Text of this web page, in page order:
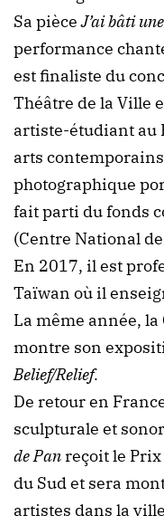
Sa pièceJ’ai bâti
performance
est finaliste du
Théâtre de la Ville
artiste-étudiant au
arts
photographique
fait parti du fonds
(Centre National
En 2017, il est
Taïwan où il
La même année,
montre son
Belief/Relief.
De retour en
sculpturale et
de Panreçoit le Prix
du Sud et sera
artistes dans la